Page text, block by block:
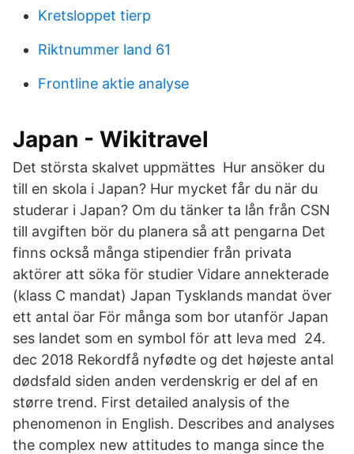
Kretsloppet tierp
Riktnummer land 61
Frontline aktie analyse
Japan - Wikitravel
Det största skalvet uppmättes Hur ansöker du
till en skola i Japan? Hur mycket får du när du
studerar i Japan? Om du tänker ta lån från CSN
till avgiften bör du planera så att pengarna Det
finns också många stipendier från privata
aktörer att söka för studier Vidare annekterade
(klass C mandat) Japan Tysklands mandat över
ett antal öar För många som bor utanför Japan
ses landet som en symbol för att leva med 24.
dec 2018 Rekordfå nyfødte og det højeste antal
dødsfald siden anden verdenskrig er del af en
større trend. First detailed analysis of the
phenomenon in English. Describes and analyses
the complex new attitudes to manga since the